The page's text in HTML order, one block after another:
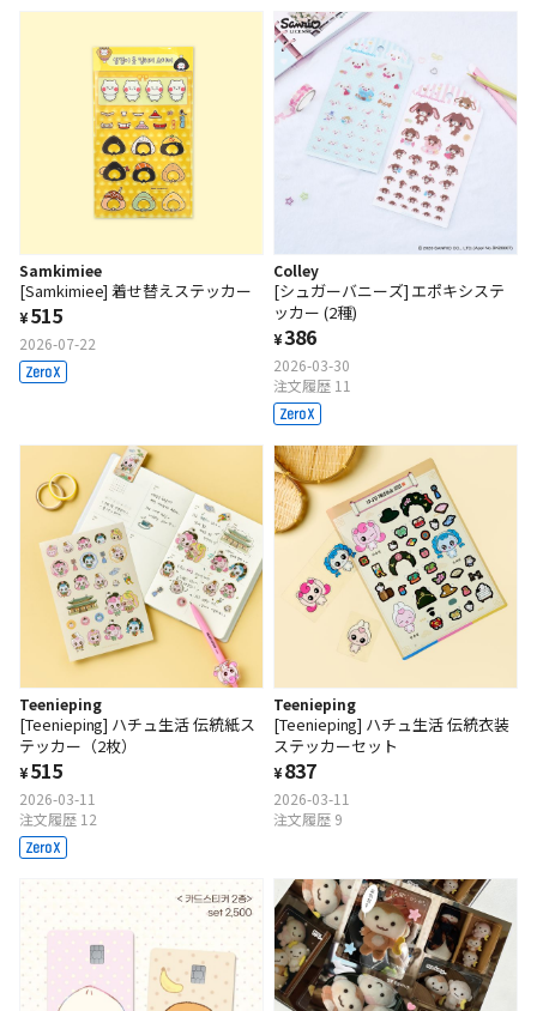
Samkimiee
[Samkimiee] 着せ替えステッカー
¥515
2026-07-22
Colley
[シュガーバニーズ] エポキシステ
ッカー (2種)
¥386
2026-03-30
注文履歴 11
Teenieping
[Teenieping] ハチュ生活 伝統紙ス
テッカー（2枚）
¥515
2026-03-11
注文履歴 12
Teenieping
[Teenieping] ハチュ生活 伝統衣装
ステッカーセット
¥837
2026-03-11
注文履歴 9